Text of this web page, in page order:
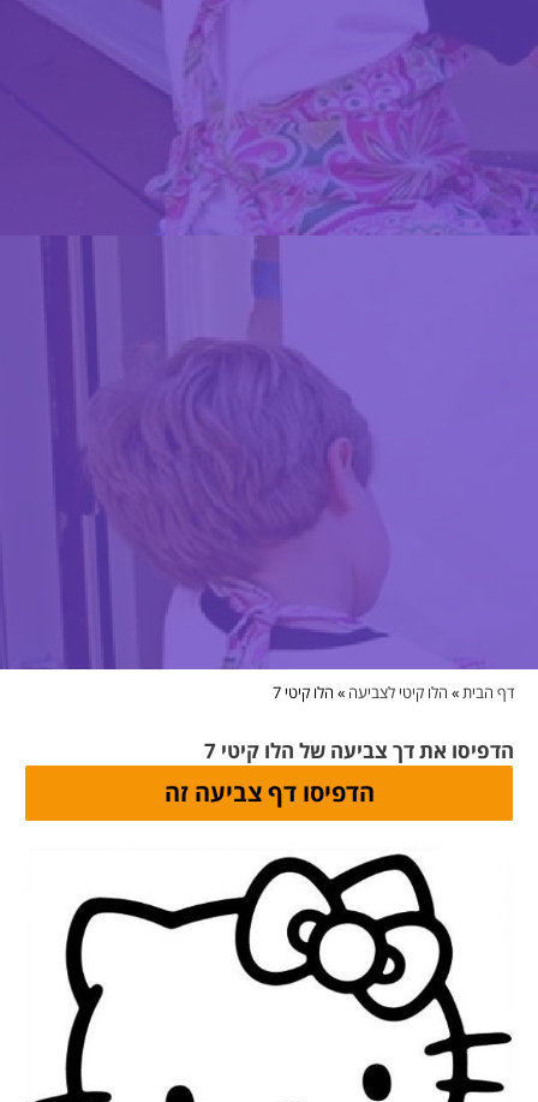
דף הבית» הלו קיטי לצביעה » הלו קיטי 7
הדפיסו את דך צביעה של הלו קיטי 7